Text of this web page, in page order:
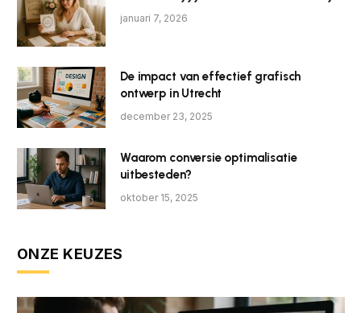
januari 7, 2026
De impact van effectief grafisch
ontwerp in Utrecht
december 23, 2025
Waarom conversie optimalisatie
uitbesteden?
oktober 15, 2025
ONZE KEUZES